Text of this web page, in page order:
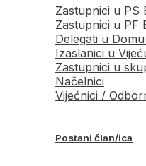
Zastupnici u PS
Zastupnici u PF
Delegati u
Izaslanici u
Zastupnici u
Načelnici
Vijećnici /
Postani član/ica